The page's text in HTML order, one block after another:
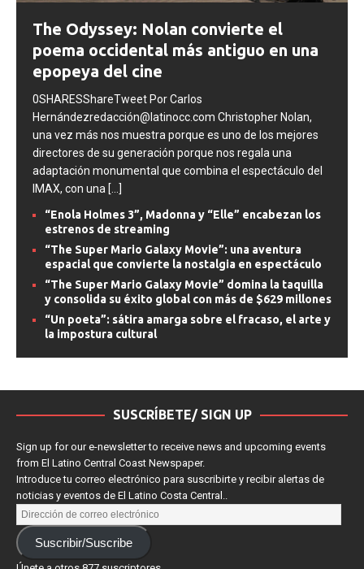
The Odyssey: Nolan convierte el
poema occidental más antiguo en una
epopeya del cine
0SHARESShareTweet Por Carlos
Hernándezredacción@latinocc.com Christopher Nolan,
una vez más nos muestra porque es uno de los mejores
directores de su generación porque nos regala una
adaptación monumental que combina el espectáculo del
[...]
“Enola Holmes 3”, Madonna y “Elle” encabezan los
estrenos de streaming
“The Super Mario Galaxy Movie”: una aventura
espacial que convierte la nostalgia en espectáculo
“The Super Mario Galaxy Movie” domina la taquilla
y consolida su éxito global con más de $629 millones
“Un poeta”: sátira amarga sobre el fracaso, el arte y
la impostura cultural
SUSCRÍBETE/ SIGN UP
Sign up for our e-newsletter to receive news and upcoming events
from El Latino Central Coast Newspaper.
Introduce tu correo electrónico para suscribirte y recibir alertas de
noticias y eventos de El Latino Costa Central..